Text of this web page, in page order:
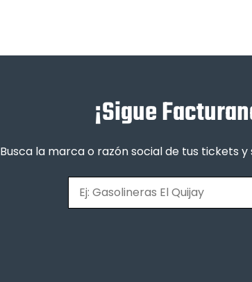
¡Sigue
Busca la marca o razón social de tus tickets